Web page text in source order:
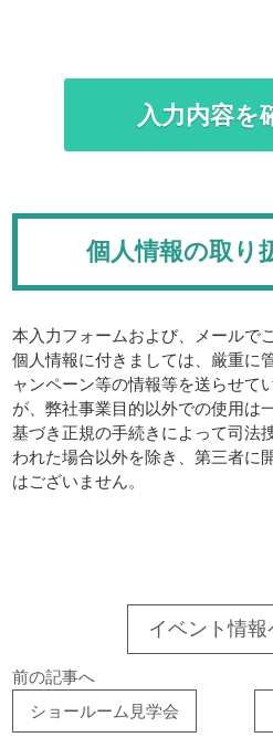
個人情報の取り
本入力フォームおよび、メールで
個人情報に付きましては、厳重に
ャンペーン等の情報等を送らせて
が、弊社事業目的以外での使用は
基づき正規の手続きによって司法
われた場合以外を除き、第三者に
はございません。
イベント情
前の記事へ
ショールーム見学会